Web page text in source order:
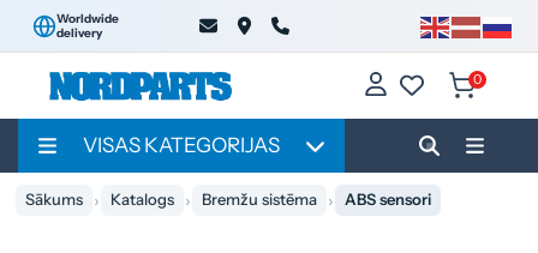
Worldwide
delivery
0
VISAS KATEGORIJAS
Sākums Katalogs Bremžu sistēma ABS sensori